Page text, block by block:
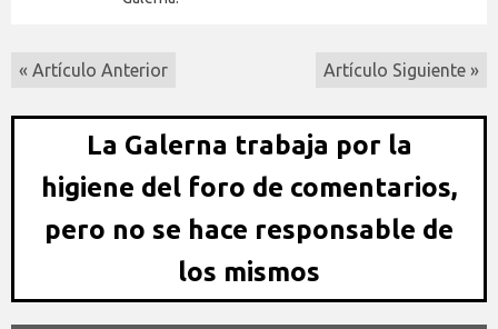
« Artículo Anterior Artículo Siguiente »
La Galerna trabaja por la
higiene del foro de comentarios,
pero no se hace responsable de
los mismos